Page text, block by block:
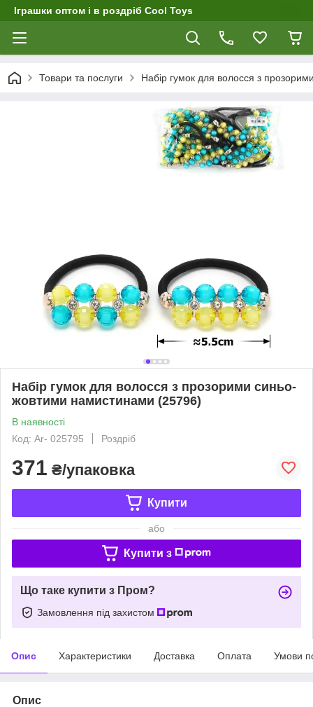
Іграшки оптом і в роздріб Cool Toys
Товари та послуги Набір гумок для волосся з
Набір гумок для волосся з прозорими синьо-
жовтими намистинами (25796)
В наявності
Код: Ar- 025795
Роздріб
371 ₴/упаковка
Купити
або
Купити з
Що таке купити з Пром?
Замовлення під захистом
Опис Характеристики Доставка Оплата Умови
Опис